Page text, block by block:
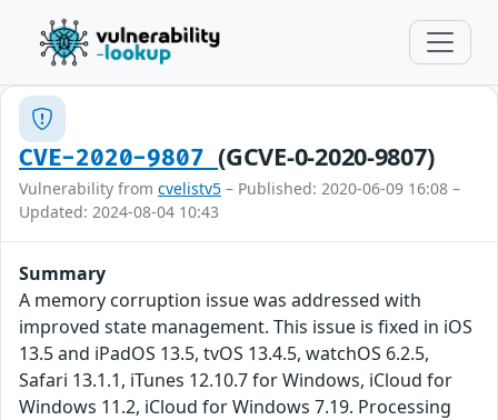
CVE-2020-9807(GCVE-0-2020-9807)
Vulnerability from cvelistv5 – Published: 2020-06-09 16:08 –
Updated: 2024-08-04 10:43
Summary
A memory corruption issue was addressed with
improved state management. This issue is fixed in iOS
13.5 and iPadOS 13.5, tvOS 13.4.5, watchOS 6.2.5,
Safari 13.1.1, iTunes 12.10.7 for Windows, iCloud for
Windows 11.2, iCloud for Windows 7.19. Processing